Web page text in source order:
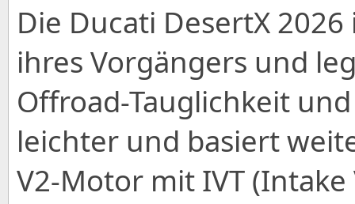
Die Ducati DesertX
ihres Vorgängers und
Offroad-Tauglichkeit
leichter und basiert
V2-Motor mit IVT